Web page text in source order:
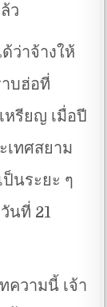
ว
ว่าจ้างให้
บฮ่อที่
หรียญ เมื่อปี
เทศสยาม
นระยะ ๆ
นที่ 21
ความนี้ เจ้า